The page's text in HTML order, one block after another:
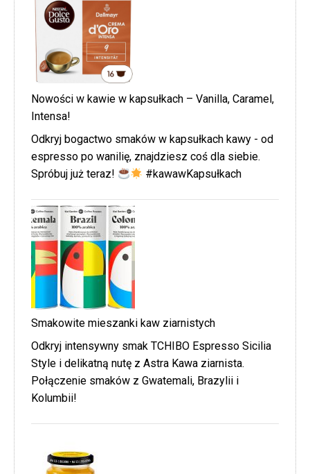
Nowości w kawie w kapsułkach – Vanilla, Caramel,
Intensa!
Odkryj bogactwo smaków w kapsułkach kawy - od
espresso po wanilię, znajdziesz coś dla siebie.
Spróbuj już teraz!
#kawawKapsułkach
Smakowite mieszanki kaw ziarnistych
Odkryj intensywny smak TCHIBO Espresso Sicilia
Style i delikatną nutę z Astra Kawa ziarnista.
Połączenie smaków z Gwatemali, Brazylii i
Kolumbii!